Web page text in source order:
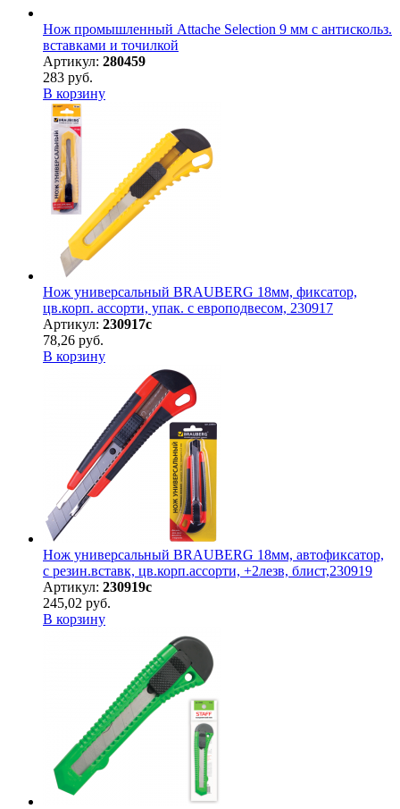
Нож промышленный Attache Selection 9 мм с антискольз.
вставками и точилкой
Артикул: 280459
283 руб.
В корзину
Нож универсальный BRAUBERG 18мм, фиксатор,
цв.корп. ассорти, упак. с европодвесом, 230917
Артикул: 230917с
78,26 руб.
В корзину
Нож универсальный BRAUBERG 18мм, автофиксатор,
с резин.вставк, цв.корп.ассорти, +2лезв, блист,230919
Артикул: 230919с
245,02 руб.
В корзину